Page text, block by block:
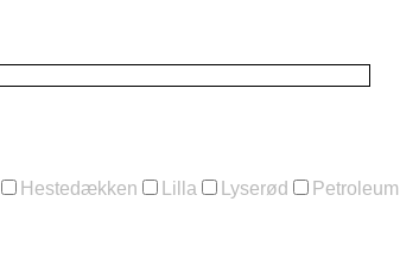
Hestedækken Lilla Lyserød
Petroleum